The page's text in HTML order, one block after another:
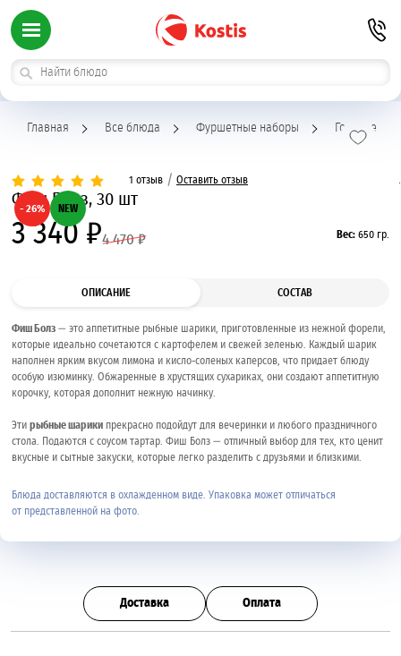
Главная Все блюда Фуршетные наборы Горячие
1 отзыв / Оставить отзыв
- 26% NEW
Фиш Болз, 30 шт
3 340 ₽4 470 ₽ Вес: 650 гр.
ОПИСАНИЕ СОСТАВ
Фиш Болз — это аппетитные рыбные шарики, приготовленные из нежной форели,
которые идеально сочетаются с картофелем и свежей зеленью. Каждый шарик
наполнен ярким вкусом лимона и кисло-соленых каперсов, что придает блюду
особую изюминку. Обжаренные в хрустящих сухариках, они создают аппетитную
корочку, которая дополнит нежную начинку.
Эти рыбные шарики прекрасно подойдут для вечеринки и любого праздничного
стола. Подаются с соусом тартар. Фиш Болз — отличный выбор для тех, кто ценит
вкусные и сытные закуски, которые легко разделить с друзьями и близкими.
Блюда доставляются в охлажденном виде. Упаковка может отличаться
от представленной на фото.
Доставка Оплата